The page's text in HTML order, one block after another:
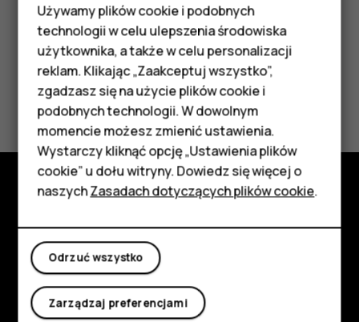
Smartfony
Telefony z funkcjami
podstawowymi
Akcesoria
HMD Terra M
Tablety
Moje konto
Czy te informacje były pomocne?
Tak Nie
Informacje
Planet and people
Wsparcie
Używamy plików cookie i podobnych
technologii w celu ulepszenia środowiska
użytkownika, a także w celu personalizacji
reklam. Klikając „Zaakceptuj wszystko”,
zgadzasz się na użycie plików cookie i
podobnych technologii. W dowolnym
momencie możesz zmienić ustawienia.
Wystarczy kliknąć opcję „Ustawienia plików
cookie” u dołu witryny. Dowiedz się więcej o
naszychZasadach dotyczących plików cookie.
Odrzuć wszystko
Zarządzaj preferencjami